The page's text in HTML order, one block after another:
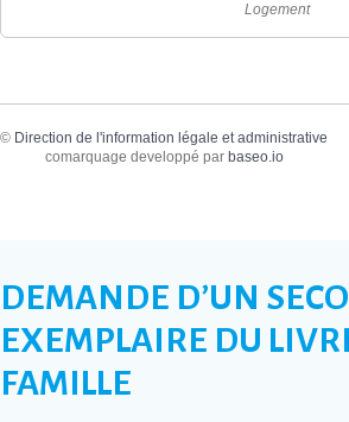
Logement
© Direction de l'information légale et administrative
comarquage developpé par baseo.io
DEMANDE D’UN
EXEMPLAIRE DU
FAMILLE